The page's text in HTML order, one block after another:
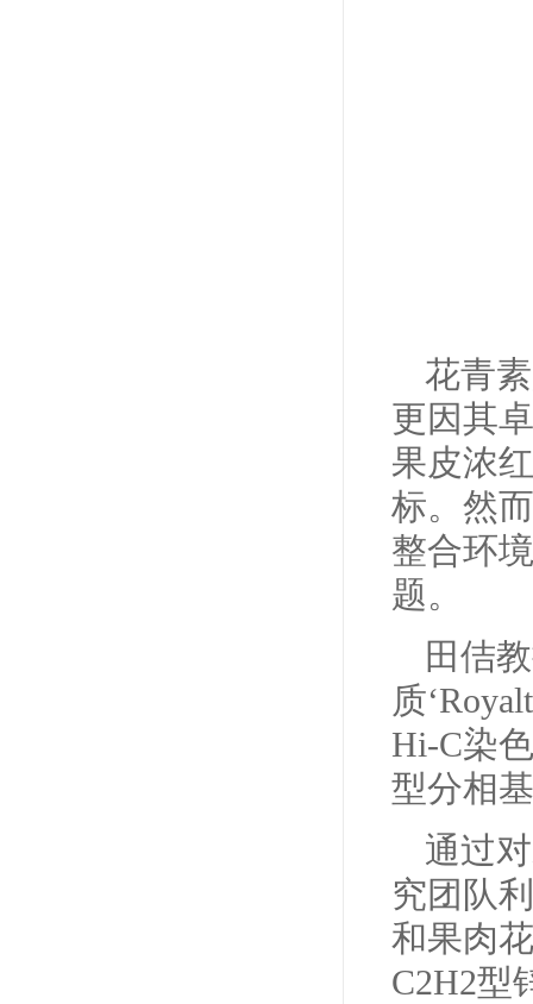
花青
更因其
果皮浓
标。然
整合环
题。
田佶
质
Hi-C染
型分相
通过
究团队
和果肉
C2H2型